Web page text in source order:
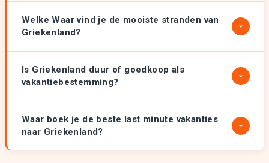
Welke Waar vind je de mooiste stranden van
Griekenland?
Is Griekenland duur of goedkoop als
vakantiebestemming?
Waar boek je de beste last minute vakanties
naar Griekenland?